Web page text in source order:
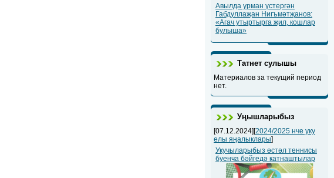
Авылда урман үстергән
Габдуллаҗан Нигъмәтҗанов:
«Агач утыртырга җил, кошлар
булыша»
Татнет сулышы
Материалов за текущий период
нет.
Уңышларыбыз
[07.12.2024][2024/2025 нче уку
елы яңалыклары]
Укучыларыбыз өстәл теннисы
буенча бәйгедә катнаштылар